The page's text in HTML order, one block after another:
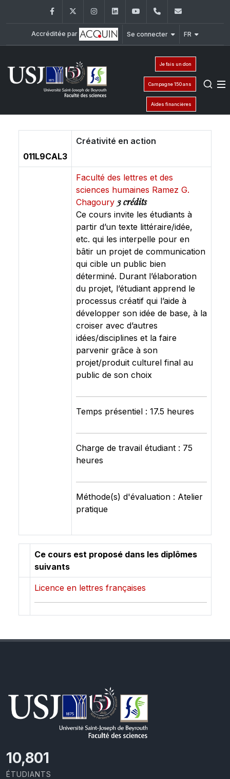
FacebookTwitter InstagramLinkedInYouTube+961 (1) 421 368
Accréditée par Se connecter FR
Je fais un don
Campagne 150 ans
Aides financières
011L9CAL3
Créativité en action
Faculté des lettres et des
sciences humaines Ramez G.
Chagoury 3 crédits
Ce cours invite les étudiants à
partir d’un texte littéraire/idée,
etc. qui les interpelle pour en
bâtir un projet de communication
qui cible un public bien
déterminé. Durant l’élaboration
du projet, l’étudiant apprend le
processus créatif qui l’aide à
développer son idée de base, à la
croiser avec d’autres
idées/disciplines et la faire
parvenir grâce à son
projet/produit culturel final au
public de son choix
Temps présentiel : 17.5 heures
Charge de travail étudiant : 75
heures
Méthode(s) d'évaluation : Atelier
pratique
Ce cours est proposé dans les diplômes
suivants
Licence en lettres françaises
11,418
ÉTUDIANTS